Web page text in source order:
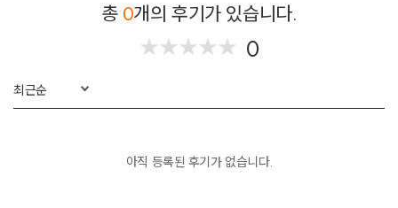
총 0개의 후기가 있습니다.
★★★★★
★★★★★ 0
최근순
아직 등록된 후기가 없습니다.